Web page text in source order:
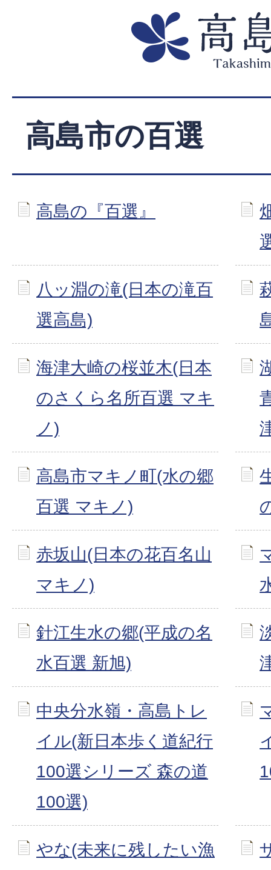
高島市の百選
高島の『百選』
八ッ淵の滝(日本の滝百
選高島)
海津大崎の桜並木(日本
のさくら名所百選 マキ
ノ)
高島市マキノ町(水の郷
百選 マキノ)
赤坂山(日本の花百名山
マキノ)
針江生水の郷(平成の名
水百選 新旭)
中央分水嶺・高島トレ
イル(新日本歩く道紀行
100選シリーズ 森の道
100選)
やな(未来に残したい漁